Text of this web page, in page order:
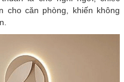
cho căn phòng, khiến không